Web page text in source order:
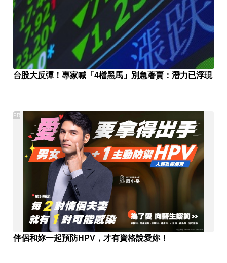
台股大反彈！專家喊「4檔黑馬」別急著賣：潛力已浮現
伴侶和妳一起預防HPV，才有資格說愛妳！
PR